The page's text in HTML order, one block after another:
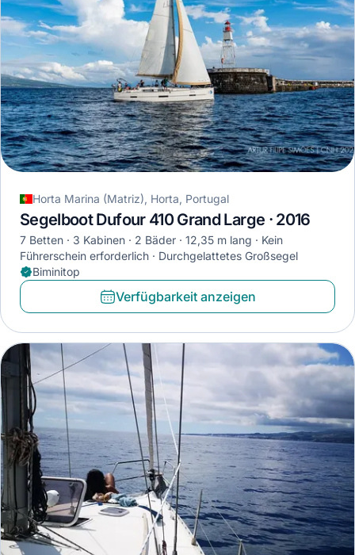
Horta Marina (Matriz), Horta, Portugal
Segelboot Dufour 410 Grand Large · 2016
7 Betten 3 Kabinen 2 Bäder 12,35 m lang
Kein
Führerschein erforderlich
Durchgelattetes Großsegel
Biminitop
Verfügbarkeit anzeigen